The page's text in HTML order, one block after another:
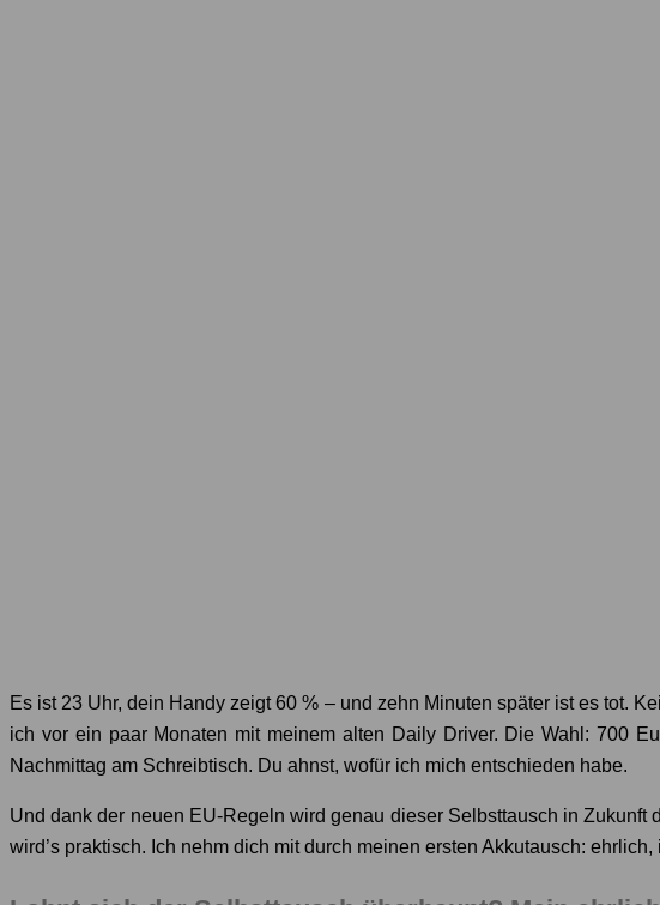
Es ist 23 Uhr, dein Handy zeigt 60 % – und zehn Minuten später ist es tot.
ich vor ein paar Monaten mit meinem alten Daily Driver. Die Wahl: 700
Nachmittag am Schreibtisch. Du ahnst, wofür ich mich entschieden habe.
Und dank der neuen EU-Regeln wird genau dieser Selbsttausch in Zukunft
wird’s praktisch. Ich nehm dich mit durch meinen ersten Akkutausch: